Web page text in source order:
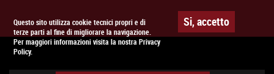
Questo sito utilizza cookie tecnici propri e di
terze parti al fine di migliorare la navigazione.
Per maggiori informazioni visita la nostra Privacy
Policy.
Si, accetto
APPUNTAMENTO AL CINEMA